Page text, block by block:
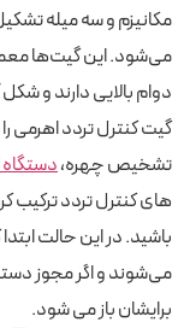
دوام بالایی دارند و
گیت کنترل تردد اهرمی
تشخیص چهره،دستگاه
های کنترل تردد ترکیب
باشید. در این حالت
می‌شوند و اگر مجوز
برایشان باز می شود.